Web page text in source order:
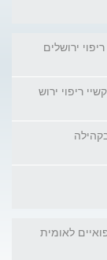
ירושלים
לאומית